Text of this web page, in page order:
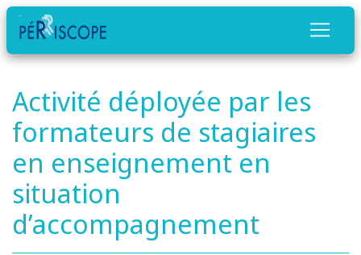
Activité déployée par les
formateurs de stagiaires
en enseignement en
situation
d’accompagnement